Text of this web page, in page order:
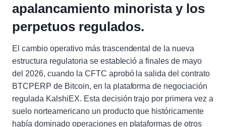
apalancamiento minorista y los
perpetuos regulados.
El cambio operativo más trascendental de la nueva
estructura regulatoria se estableció a finales de mayo
del 2026, cuando la CFTC aprobó la salida del contrato
BTCPERP de Bitcoin, en la plataforma de negociación
regulada KalshiEX. Esta decisión trajo por primera vez a
suelo norteamericano un producto que históricamente
había dominado operaciones en plataformas de otros